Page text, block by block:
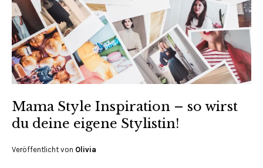
Mama Style Inspiration – so wirst
du deine eigene Stylistin!
Veröffentlicht von Olivia